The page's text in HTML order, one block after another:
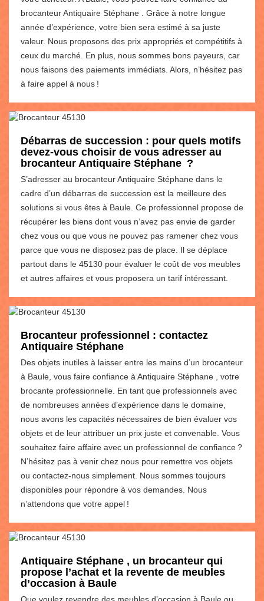
brocanteur Antiquaire Stéphane . Grâce à notre longue
année d’expérience, votre bien sera estimé à sa juste
valeur. Nous proposons des prix appropriés et compétitifs à
ceux du marché. En plus, nous sommes bons payeurs, car
nous faisons des paiements immédiats. Alors, n’hésitez pas
à faire appel à nous !
Débarras de succession : pour quels motifs
devez-vous choisir de vous adresser au
brocanteur Antiquaire Stéphane ?
S’adresser au brocanteur Antiquaire Stéphane dans le
cadre d’un débarras de succession est la meilleure des
solutions si vous êtes à Baule. Ce professionnel propose de
récupérer les biens dont vous n’avez pas envie de garder
chez vous ou que vous ne pouvez pas ramener chez vous
parce que vous ne disposez pas de place. Il se déplace
partout dans le 45130 pour évaluer le coût de vos meubles
et autres affaires et vous proposera un tarif intéressant.
Brocanteur professionnel : contactez
Antiquaire Stéphane
Des objets inutiles à laisser entre les mains d’un brocanteur
à Baule, vous faire confiance à Antiquaire Stéphane , votre
brocante professionnelle. En tant que professionnels avec
de nombreuses années d’expérience dans le domaine,
nous avons les capacités nécessaires de bien évaluer vos
objets et de leur attribuer un prix juste et convenable. Vous
souhaitez faire affaire avec un professionnel de confiance ?
N’hésitez pas à venir chez nous pour remettre vos objets
ou contactez-nous simplement. Nous sommes toujours
disponibles pour répondre à vos demandes. Nous
n’attendons que votre appel !
Antiquaire Stéphane , un brocanteur qui
propose l’achat et la revente de meubles
d’occasion à Baule
Que voulez revendre des meubles d’occasion à Baule ou